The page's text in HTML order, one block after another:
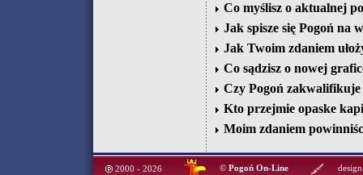
Co myślisz o aktualnej
Jak spisze się Pogoń na
Jak Twoim zdaniem
Co sądzisz o nowej
Czy Pogoń zakwalifikuje
Kto przejmie opaske
Moim zdaniem
2000 - 2026 © Pogoń On-Line